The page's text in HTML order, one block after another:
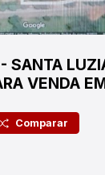
- SANTA
VENDA
Comparar